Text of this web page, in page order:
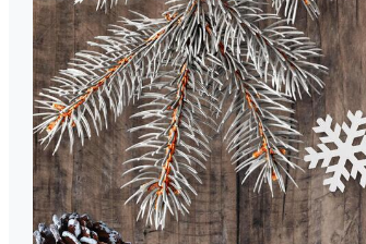
PNGs
PSDs
SVGs
Plantillas
Vectores
Videos
Gráficos en Movimiento
Imágenes Editoriales
Eventos Editoriales